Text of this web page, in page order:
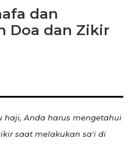
dan
Doa dan Zikir
haji, Anda harus mengetahui
saat melakukan sa'i di